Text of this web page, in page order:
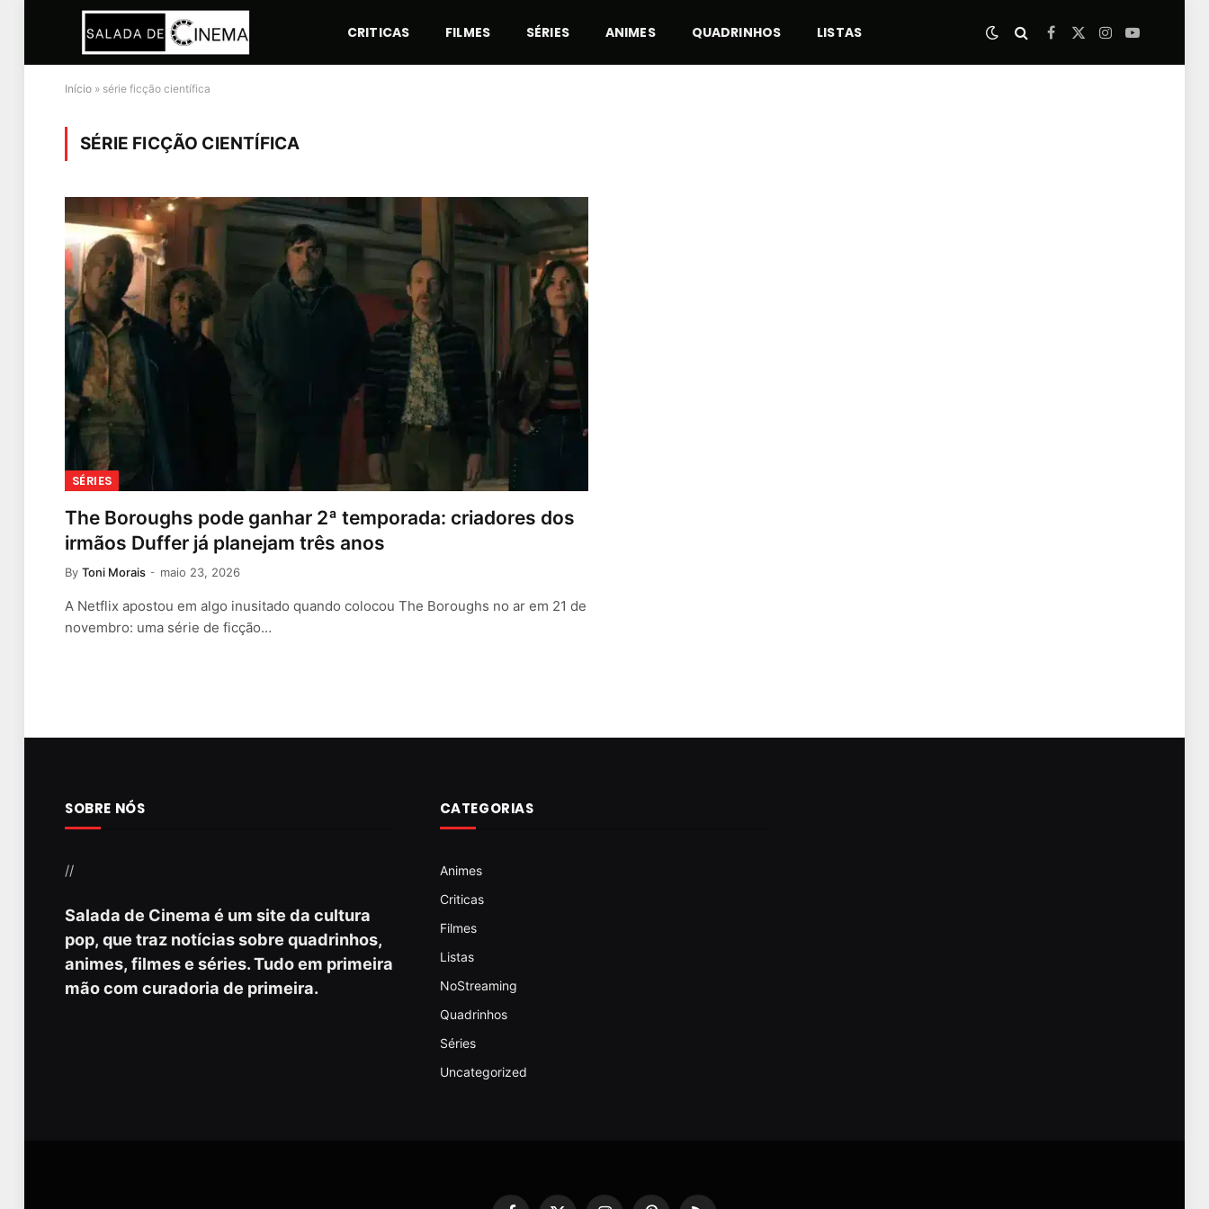
CRITICAS FILMES SÉRIES ANIMES QUADRINHOS LISTAS Facebook
X
Instagram
YouTube
Início » série ficção científica
SÉRIE FICÇÃO CIENTÍFICA
SÉRIES
The Boroughs pode ganhar 2ª temporada: criadores dos
irmãos Duffer já planejam três anos
By Toni Morais maio 23, 2026
A Netflix apostou em algo inusitado quando colocou The Boroughs no ar em 21 de
novembro: uma série de ficção…
SOBRE NÓS
//
Salada de Cinema é um site da cultura
pop, que traz notícias sobre quadrinhos,
animes, filmes e séries. Tudo em primeira
mão com curadoria de primeira.
CATEGORIAS
Animes
Criticas
Filmes
Listas
NoStreaming
Quadrinhos
Séries
Uncategorized